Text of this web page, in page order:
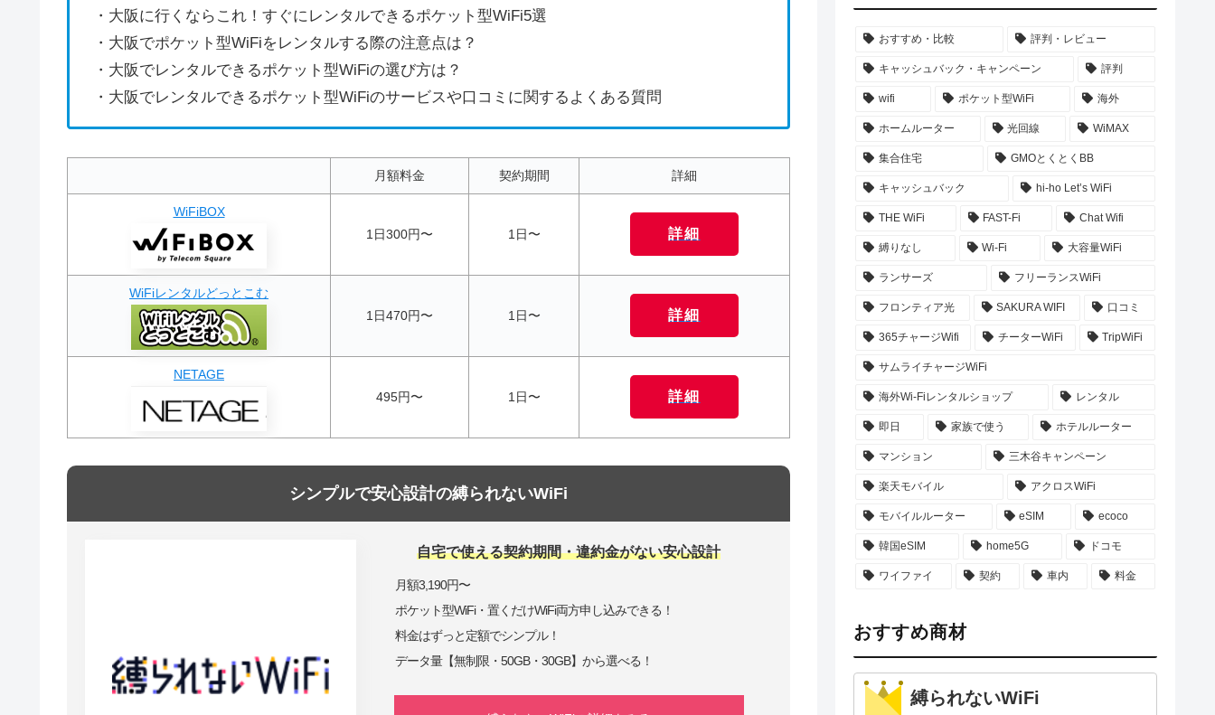
・大阪に行くならこれ！すぐにレンタルできるポケット型WiFi5選
・大阪でポケット型WiFiをレンタルする際の注意点は？
・大阪でレンタルできるポケット型WiFiの選び方は？
・大阪でレンタルできるポケット型WiFiのサービスや口コミに関するよくある質問
月額料金 契約期間 詳細
WiFiBOX
1日300円〜
1日〜 詳細
WiFiレンタルどっとこむ
1日470円〜
1日〜 詳細
NETAGE
495円〜
1日〜 詳細
シンプルで安心設計の縛られないWiFi
自宅で使える契約期間・違約金がない安心設計
月額3,190円〜
ポケット型WiFi・置くだけWiFi両方申し込みできる！
料金はずっと定額でシンプル！
データ量【無制限・50GB・30GB】から選べる！
おすすめ・比較 評判・レビュー
キャッシュバック・キャンペーン 評判
wifi ポケット型WiFi 海外
ホームルーター 光回線 WiMAX
集合住宅 GMOとくとくBB
キャッシュバック hi-ho Let’s WiFi
THE WiFi FAST-Fi Chat Wifi
縛りなし Wi-Fi 大容量WiFi
ランサーズ フリーランスWiFi
フロンティア光 SAKURA WIFI 口コミ
365チャージWifi チーターWiFi TripWiFi
サムライチャージWiFi
海外Wi-Fiレンタルショップ レンタル
即日 家族で使う ホテルルーター
マンション 三木谷キャンペーン
楽天モバイル アクロスWiFi
モバイルルーター eSIM ecoco
韓国eSIM home5G ドコモ
ワイファイ 契約 車内 料金
おすすめ商材
縛られないWiFi